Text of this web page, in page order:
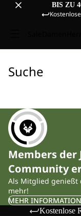
BIS ZU
Suche
Members der
Community
Als Mitglied genießt
mehr!
MEHR
Kostenlose